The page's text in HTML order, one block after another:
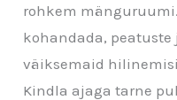
rohkem
kohandada,
väiksemaid
Kindla ajaga tarne